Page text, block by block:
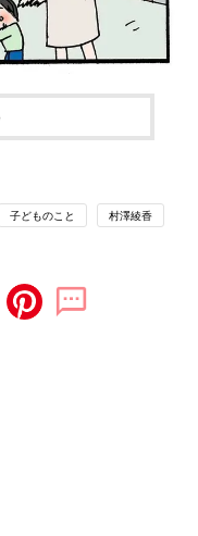
子どものこと 村澤綾香